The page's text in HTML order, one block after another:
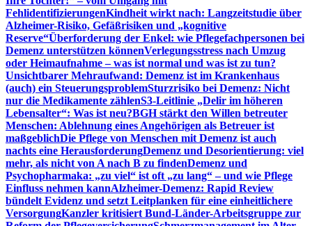
FehlidentifizierungenKindheit wirkt nach: Langzeitstudie über
Alzheimer-Risiko, Gefäßrisiken und „kognitive
Reserve“Überforderung der Enkel: wie Pflegefachpersonen bei
Demenz unterstützen könnenVerlegungsstress nach Umzug
oder Heimaufnahme – was ist normal und was ist zu tun?
Unsichtbarer Mehraufwand: Demenz ist im Krankenhaus
(auch) ein SteuerungsproblemSturzrisiko bei Demenz: Nicht
nur die Medikamente zählenS3-Leitlinie „Delir im höheren
Lebensalter“: Was ist neu?BGH stärkt den Willen betreuter
Menschen: Ablehnung eines Angehörigen als Betreuer ist
maßgeblichDie Pflege von Menschen mit Demenz ist auch
nachts eine HerausforderungDemenz und Desorientierung: viel
mehr, als nicht von A nach B zu findenDemenz und
Psychopharmaka: „zu viel“ ist oft „zu lang“ – und wie Pflege
Einfluss nehmen kannAlzheimer-Demenz: Rapid Review
bündelt Evidenz und setzt Leitplanken für eine einheitlichere
VersorgungKanzler kritisiert Bund-Länder-Arbeitsgruppe zur